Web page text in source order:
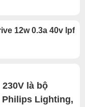
12w 0.3a 40v lpf
230V là bộ
Lighting,